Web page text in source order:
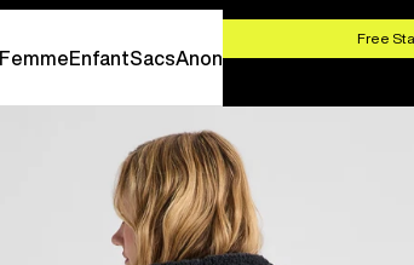
Free
FemmeEnfantSacsAnon